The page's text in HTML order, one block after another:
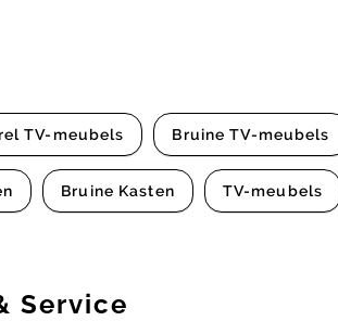
TV-meubels Bruine TV-meubels
Bruine Kasten TV-meubels
Service